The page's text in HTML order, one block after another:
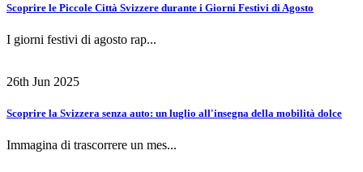
Scoprire le Piccole Città Svizzere durante i Giorni Festivi di Agosto
I giorni festivi di agosto rap...
26th Jun 2025
Scoprire la Svizzera senza auto: un luglio all'insegna della mobilità dolce
Immagina di trascorrere un mes...